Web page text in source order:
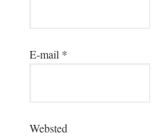
E-mail *
Websted